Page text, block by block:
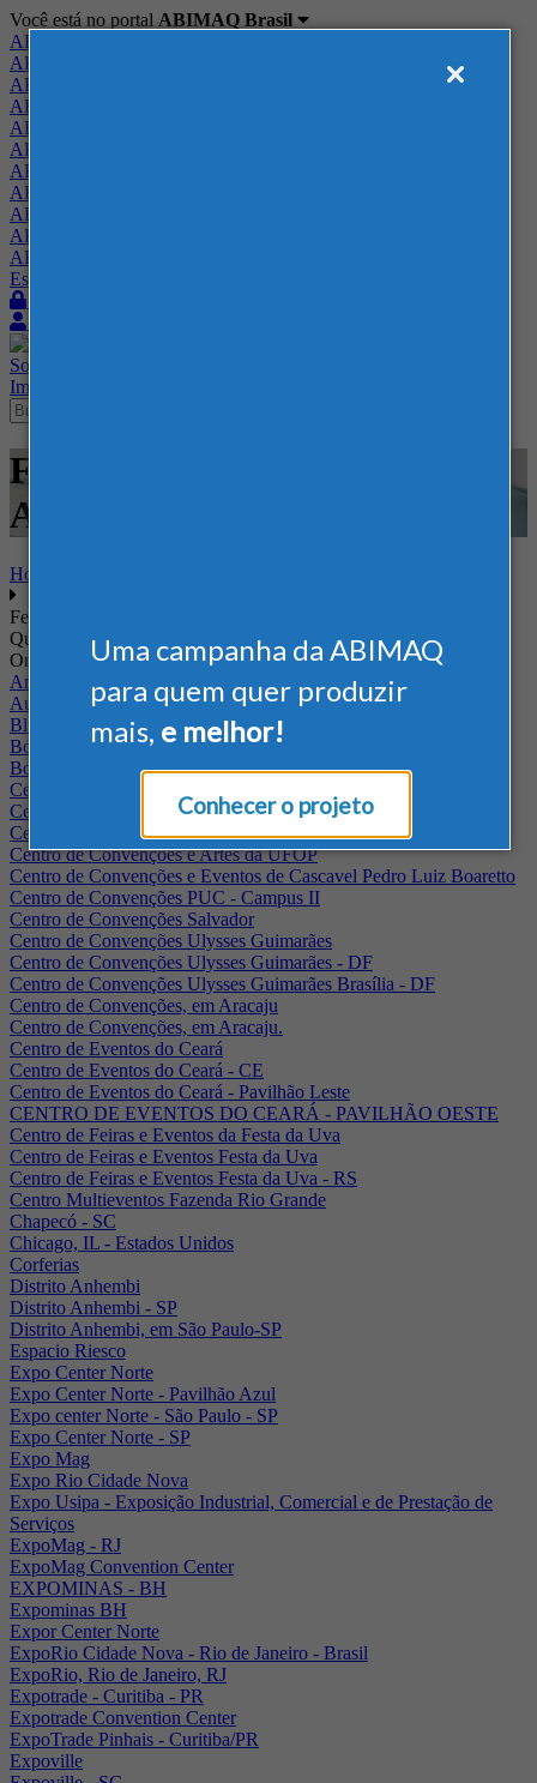
Uma campanha da ABIMAQ
para quem quer produzir
mais, e melhor!
Conhecer o projeto
Você está no portal ABIMAQ Brasil
ABIMAQ Brasil
ABIMAQ Minas Gerais
ABIMAQ Norte-Nordeste
ABIMAQ Paraná
ABIMAQ Piracicaba
ABIMAQ Ribeirão Preto
ABIMAQ Rio de Janeiro
ABIMAQ Rio Grande do Sul
ABIMAQ Santa Catarina
ABIMAQ São Paulo
ABIMAQ Vale do Paraíba
Escritório de Relações Governamentais
Sobre
Imprensa
Feiras - NAMPO Park -
Alimentício
Home
Feiras
Quando
Onde
Arena Jaguariuna
Auditório Albano Franco - FIEPA
Blumenau - SC
BolognaFiere
Boulevard Olimpico - RJ
Centro Internacional de Convenções do Brasil, em Brasília
Centro de Convenções - SE
Centro de Convenções de Pernambuco - PE
Centro de Convenções e Artes da UFOP
Centro de Convenções e Eventos de Cascavel Pedro Luiz Boaretto
Centro de Convenções PUC - Campus II
Centro de Convenções Salvador
Centro de Convenções Ulysses Guimarães
Centro de Convenções Ulysses Guimarães - DF
Centro de Convenções Ulysses Guimarães Brasília - DF
Centro de Convenções, em Aracaju
Centro de Convenções, em Aracaju.
Centro de Eventos do Ceará
Centro de Eventos do Ceará - CE
Centro de Eventos do Ceará - Pavilhão Leste
CENTRO DE EVENTOS DO CEARÁ - PAVILHÃO OESTE
Centro de Feiras e Eventos da Festa da Uva
Centro de Feiras e Eventos Festa da Uva
Centro de Feiras e Eventos Festa da Uva - RS
Centro Multieventos Fazenda Rio Grande
Chapecó - SC
Chicago, IL - Estados Unidos
Corferias
Distrito Anhembi
Distrito Anhembi - SP
Distrito Anhembi, em São Paulo-SP
Espacio Riesco
Expo Center Norte
Expo Center Norte - Pavilhão Azul
Expo center Norte - São Paulo - SP
Expo Center Norte - SP
Expo Mag
Expo Rio Cidade Nova
Expo Usipa - Exposição Industrial, Comercial e de Prestação de
Serviços
ExpoMag - RJ
ExpoMag Convention Center
EXPOMINAS - BH
Expominas BH
Expor Center Norte
ExpoRio Cidade Nova - Rio de Janeiro - Brasil
ExpoRio, Rio de Janeiro, RJ
Expotrade - Curitiba - PR
Expotrade Convention Center
ExpoTrade Pinhais - Curitiba/PR
Expoville